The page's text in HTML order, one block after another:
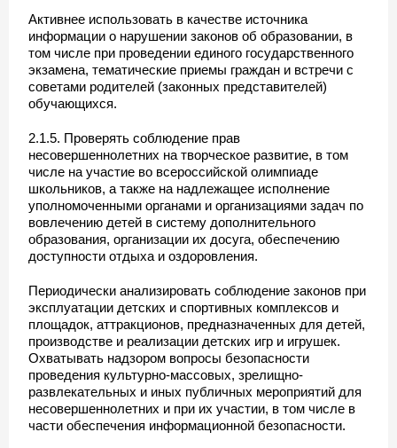
Активнее использовать в качестве источника
информации о нарушении законов об образовании, в
том числе при проведении единого государственного
экзамена, тематические приемы граждан и встречи с
советами родителей (законных представителей)
обучающихся.
2.1.5. Проверять соблюдение прав
несовершеннолетних на творческое развитие, в том
числе на участие во всероссийской олимпиаде
школьников, а также на надлежащее исполнение
уполномоченными органами и организациями задач по
вовлечению детей в систему дополнительного
образования, организации их досуга, обеспечению
доступности отдыха и оздоровления.
Периодически анализировать соблюдение законов при
эксплуатации детских и спортивных комплексов и
площадок, аттракционов, предназначенных для детей,
производстве и реализации детских игр и игрушек.
Охватывать надзором вопросы безопасности
проведения культурно-массовых, зрелищно-
развлекательных и иных публичных мероприятий для
несовершеннолетних и при их участии, в том числе в
части обеспечения информационной безопасности.